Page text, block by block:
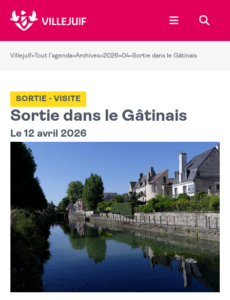
Ouvrir le
Villejuif» Tout l'agenda»Archives»2026»04»Sortie dans le Gâtinais
Sortie dans le Gâtinais
SORTIE - VISITE
Le 12 avril 2026